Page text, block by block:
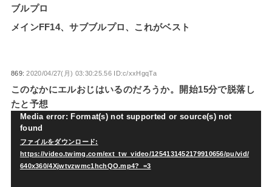
ブルプロ
メインFF14、サブブルプロ、これがベスト
869:2020/04/27(月) 03:30:25.56 ID:c/xxHgqTa
このなかにエルおじはいるのだろうか。開始15分で脱落し
たと予想
動
プ
Media error: Format(s) not supported or source(s) not
found
ファイルをダウンロード:
https://video.twimg.com/ext_tw_video/1254131452179910656/pu/vid/
640x360/4Xjwtvzwmc1hchQO.mp4?_=3